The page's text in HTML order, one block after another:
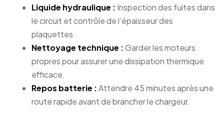
Liquide hydraulique : Inspection des fuites dans
le circuit et contrôle de l’épaisseur des
plaquettes.
Nettoyage technique :Garder les moteurs
propres pour assurer une dissipation thermique
efficace.
Repos batterie :Attendre 45 minutes après une
route rapide avant de brancher le chargeur.